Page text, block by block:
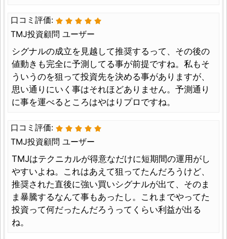
口コミ評価:
TMJ投資顧問 ユーザー
シグナルの成立を見越して推奨するって、その後の
値動きも完全に予測してる事が前提ですね。私もそ
ういうのを狙って投資先を決める事がありますが、
思い通りにいく事はそれほどありません。予測通り
に事を運べるところはやはりプロですね。
口コミ評価:
TMJ投資顧問 ユーザー
TMJはテクニカルが得意なだけに短期間の運用がし
やすいよね。これはあえて狙ってたんだろうけど、
推奨された直後に強い買いシグナルが出て、そのま
ま暴騰するなんて事もあったし。これまでやってた
投資って何だったんだろうってくらい利益が出る
ね。